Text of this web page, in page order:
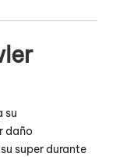
su
daño
super durante